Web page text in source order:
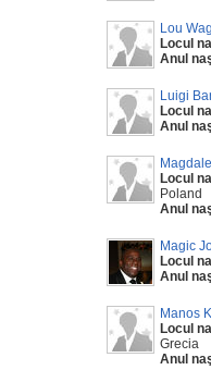
Lou
Locul
Anul
Luigi
Locul
Anul
Locul
Poland
Anul
Magic
Locul
Anul
Manos
Locul
Grecia
Anul